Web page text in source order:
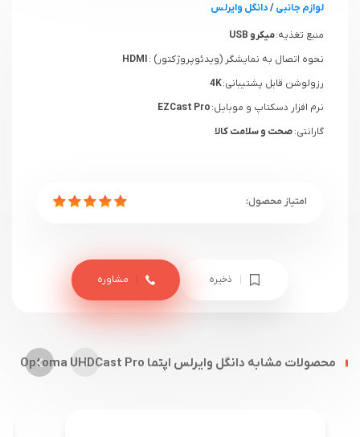
لوازم جانبی/دانگل وایرلس
منبع تغذیه:میکرو USB
نحوه اتصال به نمایشگر (ویدئوپروژکتور) :
رزولوشن قابل پشتیبانی:4K
نرم افزار دسکتاپ و موبایل:
گارانتی:صحت و سلامت کالا
ذخیره مشاوره
محصولات مشابه دانگل وایرلس اپتما Optoma UHDCast Pro